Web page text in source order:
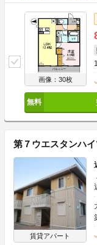
画像：30枚
第７ウエスタンハイ
賃貸アパート